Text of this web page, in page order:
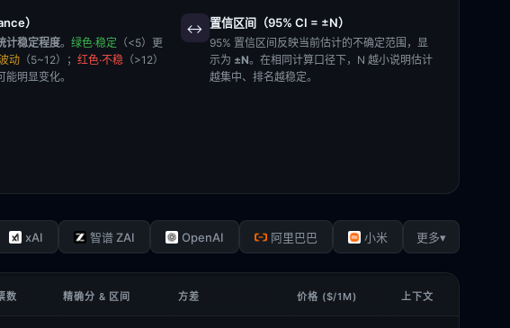
）
计稳定程度。 绿色·稳定 （<5）更
动 （5~12）； 红色·不稳 （>12）
明显变化。
↔️ 置信区间（95% CI = ±N）
95% 置信区间反映当前估计的不确定范围，显
示为 ±N。在相同计算口径下，N 越小说明估计
越集中、排名越稳定。
xAI 智谱 ZAI OpenAI 阿里巴巴 小米 更多▾
数 精确分 & 区间 方差 价格 ($/1M) 上下文